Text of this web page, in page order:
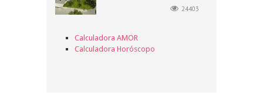
24403
Calculadora AMOR
Calculadora Horóscopo